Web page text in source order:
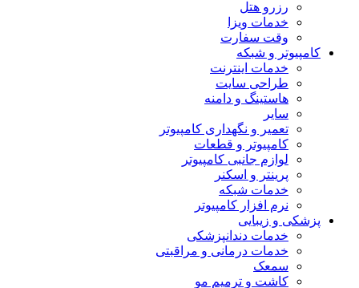
رزرو هتل
خدمات ویزا
وقت سفارت
کامپیوتر و شبکه
خدمات اینترنت
طراحی سایت
هاستینگ و دامنه
سایر
تعمیر و نگهداری کامپیوتر
کامپیوتر و قطعات
لوازم جانبی کامپیوتر
پرینتر و اسکنر
خدمات شبکه
نرم افزار کامپیوتر
پزشکی و زیبایی
خدمات دندانپزشکی
خدمات درمانی و مراقبتی
سمعک
کاشت و ترمیم مو